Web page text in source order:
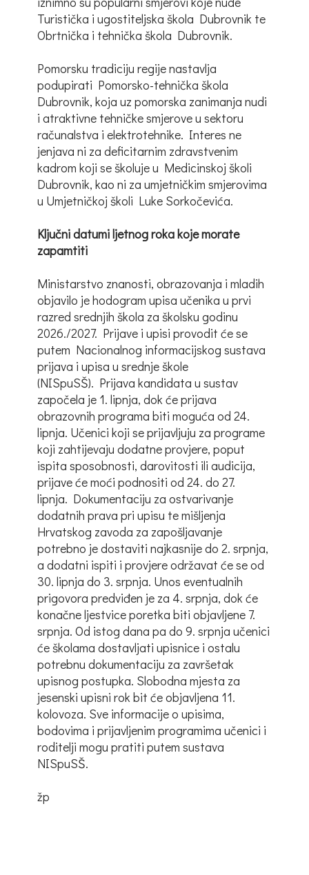
Turistička i ugostiteljska škola Dubrovnik te
Obrtnička i tehnička škola Dubrovnik.
Pomorsku tradiciju regije nastavlja
podupirati Pomorsko-tehnička škola
Dubrovnik, koja uz pomorska zanimanja nudi
i atraktivne tehničke smjerove u sektoru
računalstva i elektrotehnike. Interes ne
jenjava ni za deficitarnim zdravstvenim
kadrom koji se školuje u Medicinskoj školi
Dubrovnik, kao ni za umjetničkim smjerovima
u Umjetničkoj školi Luke Sorkočevića.
Ključni datumi ljetnog roka koje morate
zapamtiti
Ministarstvo znanosti, obrazovanja i mladih
objavilo je hodogram upisa učenika u prvi
razred srednjih škola za školsku godinu
2026./2027. Prijave i upisi provodit će se
putem Nacionalnog informacijskog sustava
prijava i upisa u srednje škole
(NISpuSŠ). Prijava kandidata u sustav
započela je 1. lipnja, dok će prijava
obrazovnih programa biti moguća od 24.
lipnja. Učenici koji se prijavljuju za programe
koji zahtijevaju dodatne provjere, poput
ispita sposobnosti, darovitosti ili audicija,
prijave će moći podnositi od 24. do 27.
lipnja. Dokumentaciju za ostvarivanje
dodatnih prava pri upisu te mišljenja
Hrvatskog zavoda za zapošljavanje
potrebno je dostaviti najkasnije do 2. srpnja,
a dodatni ispiti i provjere održavat će se od
30. lipnja do 3. srpnja. Unos eventualnih
prigovora predviđen je za 4. srpnja, dok će
konačne ljestvice poretka biti objavljene 7.
srpnja. Od istog dana pa do 9. srpnja učenici
će školama dostavljati upisnice i ostalu
potrebnu dokumentaciju za završetak
upisnog postupka. Slobodna mjesta za
jesenski upisni rok bit će objavljena 11.
kolovoza. Sve informacije o upisima,
bodovima i prijavljenim programima učenici i
roditelji mogu pratiti putem sustava
NISpuSŠ.
žp